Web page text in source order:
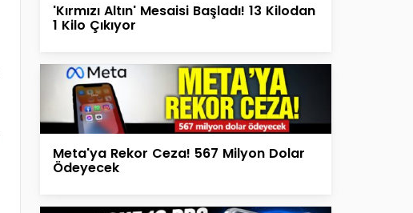
'Kırmızı Altın' Mesaisi Başladı! 13 Kilodan
1 Kilo Çıkıyor
Meta'ya Rekor Ceza! 567 Milyon Dolar
Ödeyecek